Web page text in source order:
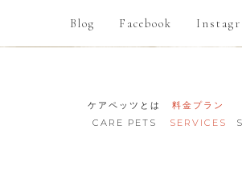
Blog Facebook
ケアペッツとは
CARE PETS
料金プラン
SERVICES